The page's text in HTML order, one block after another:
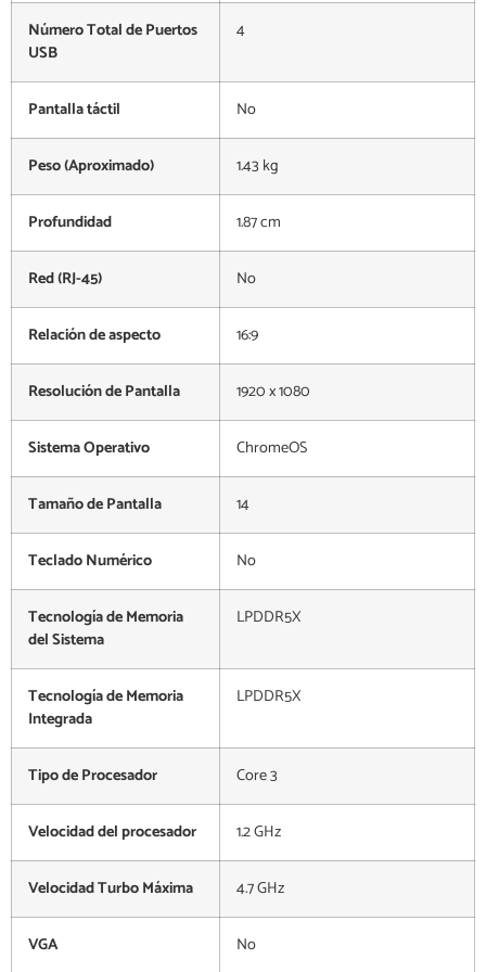
Número Total de Puertos
USB
4
Pantalla táctil No
Peso (Aproximado) 1.43 kg
Profundidad 1.87 cm
Red (RJ-45) No
Relación de aspecto 16:9
Resolución de Pantalla 1920 x 1080
Sistema Operativo ChromeOS
Tamaño de Pantalla 14
Teclado Numérico No
Tecnología de Memoria
del Sistema
LPDDR5X
Tecnología de Memoria
Integrada
LPDDR5X
Tipo de Procesador Core 3
Velocidad del procesador 1.2 GHz
Velocidad Turbo Máxima 4.7 GHz
VGA No